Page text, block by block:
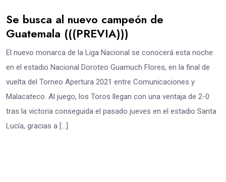
Se busca al nuevo campeón de
Guatemala (((PREVIA)))
El nuevo monarca de la Liga Nacional se conocerá esta noche
en el estadio Nacional Doroteo Guamuch Flores, en la final de
vuelta del Torneo Apertura 2021 entre Comunicaciones y
Malacateco. Al juego, los Toros llegan con una ventaja de 2-0
tras la victoria conseguida el pasado jueves en el estadio Santa
Lucía, gracias a […]